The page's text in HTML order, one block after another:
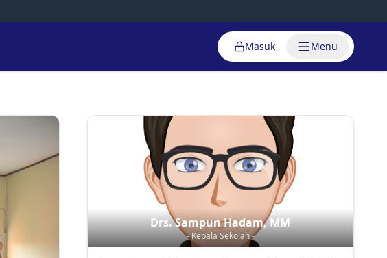
Masuk Menu
Drs. Sampun Hadam, MM
- Kepala Sekolah -